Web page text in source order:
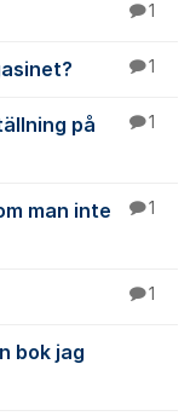
1
1
på
1
man inte
1
1
bok jag